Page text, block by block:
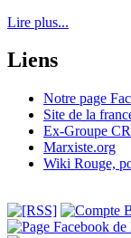
Lire plus...
Liens
Notre page
Site de la
Ex-Groupe
Marxiste.org
Wiki Rouge,